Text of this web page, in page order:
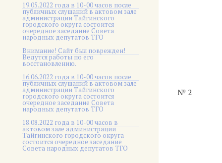
19.05.2022 года в 10-00 часов после
публичных слушаний в актовом зале
администрации Тайгинского
городского округа состоится
очередное заседание Совета
народных депутатов ТГО
Внимание! Сайт был поврежден!
Ведутся работы по его
восстановлению.
16.06.2022 года в 10-00 часов после
публичных слушаний в актовом зале
администрации Тайгинского
городского округа состоится
очередное заседание Совета
народных депутатов ТГО
18.08.2022 года в 10-00 часов в
актовом зале администрации
Тайгинского городского округа
состоится очередное заседание
Совета народных депутатов ТГО
№ 2